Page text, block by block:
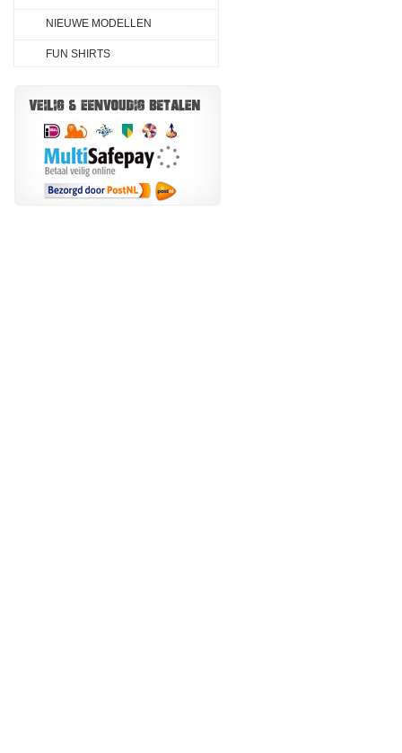
NIEUWE MODELLEN
FUN SHIRTS